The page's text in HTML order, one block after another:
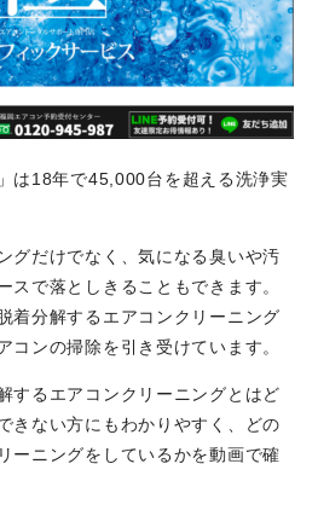
は18年で45,000台を超える洗浄実
グだけでなく、気になる臭いや汚
スで落としきることもできます。
着分解するエアコンクリーニング
コンの掃除を引き受けています。
するエアコンクリーニングとはど
きない方にもわかりやすく、どの
ーニングをしているかを動画で確